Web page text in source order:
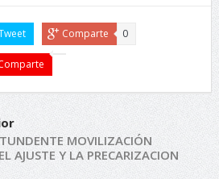
Comparte 0
MOVILIZACIÓN
AJUSTE Y LA PRECARIZACION